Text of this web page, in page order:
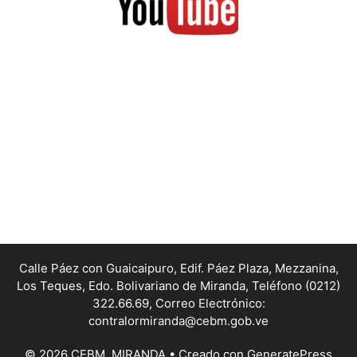
Calle Páez con Guaicaipuro, Edif. Páez Plaza, Mezzanina,
Los Teques, Edo. Bolivariano de Miranda, Teléfono (0212)
322.66.69, Correo Electrónico:
contralormiranda@cebm.gob.ve